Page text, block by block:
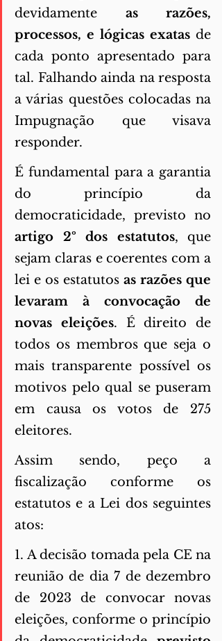
devidamente as razões,
processos, e lógicas exatas de
cada ponto apresentado para
tal. Falhando ainda na resposta
a várias questões colocadas na
Impugnação que visava
responder.
É fundamental para a garantia
do princípio da
artigo 2º dos estatutos, que
sejam claras e coerentes com a
lei e os estatutos as razões que
levaram à convocação de
novas eleições. É direito de
todos os membros que seja o
mais transparente possível os
motivos pelo qual se puseram
em causa os votos de 275
eleitores.
Assim sendo, peço a
fiscalização conforme os
estatutos e a Lei dos seguintes
atos:
1. A decisão tomada pela CE na
reunião de dia 7 de dezembro
de 2023 de convocar novas
eleições, conforme o princípio